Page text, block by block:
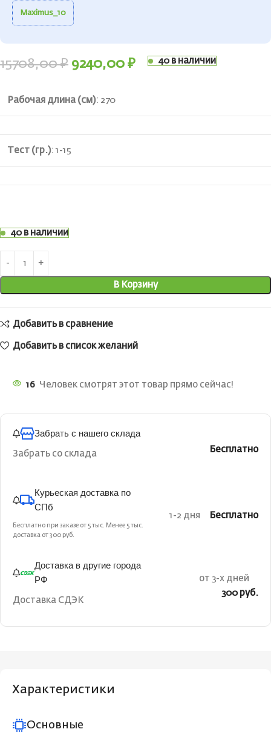
Maximus_10
15708,00₽ 9240,00 ₽ 40 в наличии
Рабочая длина (см): 270
Тест (гр.): 1-15
40 в наличии
В Корзину
Добавить в сравнение
Добавить в список желаний
16 Человек смотрят этот товар прямо сейчас!
Забрать с нашего склада
Забрать со склада Бесплатно
Курьеская доставка по
СПб
Бесплатно при заказе от 5 тыс. Менее 5 тыс.
доставка от 300 руб.
1-2 дня Бесплатно
Доставка в другие города
РФ
Доставка СДЭК
от 3-х дней
300 руб.
Характеристики
Основные